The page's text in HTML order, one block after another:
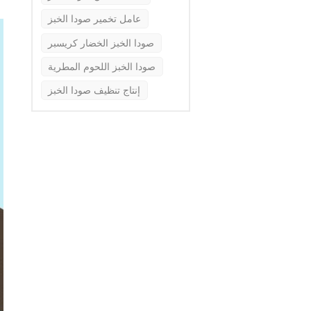
عامل تخمير صودا الخبز
صودا الخبز الخضار كريسبر
صودا الخبز اللحوم المطرية
إنتاج تنظيف صودا الخبز